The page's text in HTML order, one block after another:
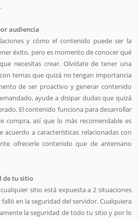
audiencia
y cómo el contenido puede ser la
éxito, pero es momento de conocer qué
necesitas crear. Olvídate de tener una
temas que quizá no tengan importancia
de ser proactivo y generar contenido
ayude a disipar dudas que quizá
El contenido funciona para desarrollar
compra, así que lo más recomendable es
a características relacionadas con
ofrecerle contenido que de antemano
de tu sitio
sitio está expuesta a 2 situaciones
en la seguridad del servidor. Cualquiera
la seguridad de todo tu sitio y por lo